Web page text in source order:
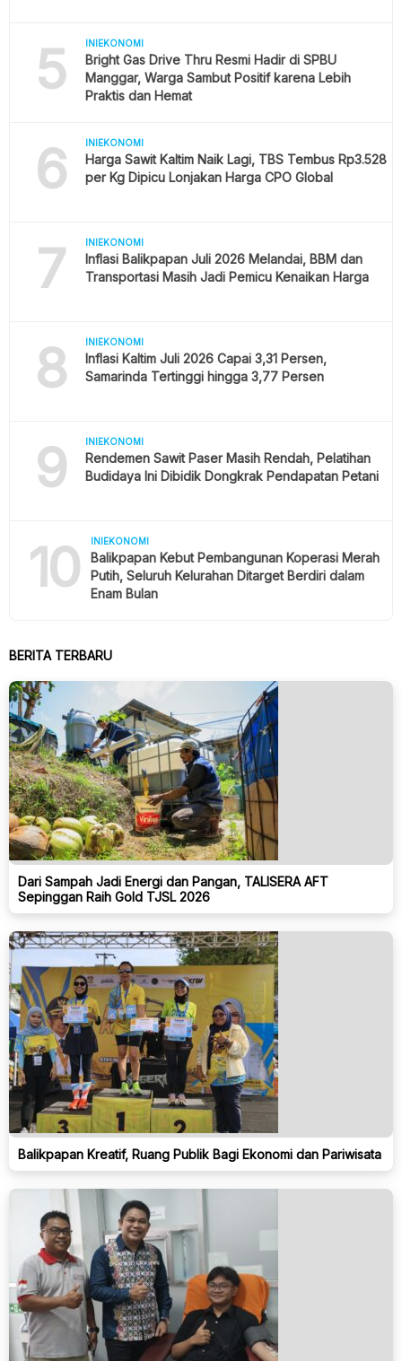
5
INIEKONOMI
Bright Gas Drive Thru Resmi Hadir di SPBU
Manggar, Warga Sambut Positif karena Lebih
Praktis dan Hemat
6 INIEKONOMI
Harga Sawit Kaltim Naik Lagi, TBS Tembus Rp3.528
per Kg Dipicu Lonjakan Harga CPO Global
7 INIEKONOMI
Inflasi Balikpapan Juli 2026 Melandai, BBM dan
Transportasi Masih Jadi Pemicu Kenaikan Harga
8 INIEKONOMI
Inflasi Kaltim Juli 2026 Capai 3,31 Persen,
Samarinda Tertinggi hingga 3,77 Persen
9 INIEKONOMI
Rendemen Sawit Paser Masih Rendah, Pelatihan
Budidaya Ini Dibidik Dongkrak Pendapatan Petani
10 INIEKONOMI
Balikpapan Kebut Pembangunan Koperasi Merah
Putih, Seluruh Kelurahan Ditarget Berdiri dalam
Enam Bulan
BERITA TERBARU
Dari Sampah Jadi Energi dan Pangan, TALISERA AFT
Sepinggan Raih Gold TJSL 2026
Balikpapan Kreatif, Ruang Publik Bagi Ekonomi dan Pariwisata